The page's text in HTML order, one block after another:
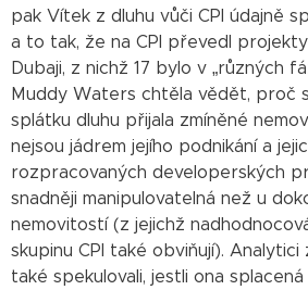
pak Vítek z dluhu vůči CPI údajně
a to tak, že na CPI převedl
Dubaji, z nichž 17 bylo v „různých
Muddy Waters chtěla vědět, proč
splátku dluhu přijala zmíněné
nejsou jádrem jejího podnikání a
rozpracovaných developerských
snadněji manipulovatelná než u
nemovitostí (z jejichž
skupinu CPI také obviňují).
také spekulovali, jestli ona